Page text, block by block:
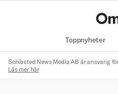
Toppnyheter
Schibsted News Media AB är ansvarig
Läs mer här